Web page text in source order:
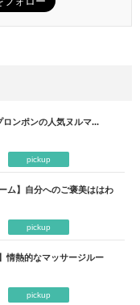
ロンポンの人気ヌルマ...
pickup
ム】自分へのご褒美ははわ
pickup
情熱的なマッサージルー
pickup